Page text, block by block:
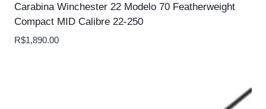
Carabina Winchester 22 Modelo 70 Featherweight
Compact MID Calibre 22-250
R$1,890.00